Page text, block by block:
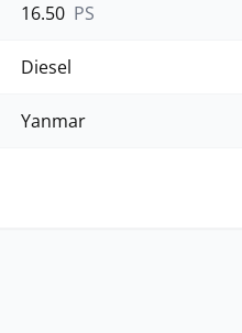
16.50 PS
Diesel
Yanmar